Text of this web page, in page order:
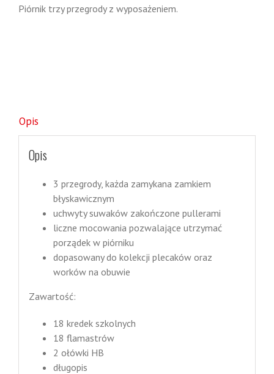
Piórnik trzy przegrody z wyposażeniem.
Opis
Opis
3 przegrody, każda zamykana zamkiem
błyskawicznym
uchwyty suwaków zakończone pullerami
liczne mocowania pozwalające utrzymać
porządek w piórniku
dopasowany do kolekcji plecaków oraz
worków na obuwie
Zawartość:
18 kredek szkolnych
18 flamastrów
2 ołówki HB
długopis